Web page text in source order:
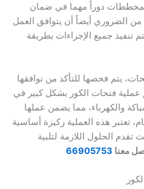
دوراً مهما في ضمان
أيضاً أن يتوافق العمل
جميع الإجراءات بطريقة
فحصها للتأكد من توافقها
الكور بشكل كبير في
مما يضمن عملها
هذه العملية ركيزة أساسية
اللازمة لتلبية
66905753